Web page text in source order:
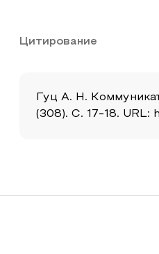
Цитирование
Гуц А. Н.
(308). С. 17-18.